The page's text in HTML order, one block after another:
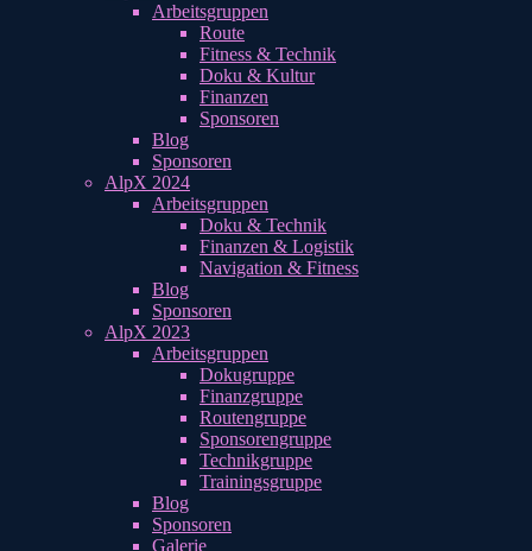
Arbeitsgruppen
Route
Fitness & Technik
Doku & Kultur
Finanzen
Sponsoren
Blog
Sponsoren
AlpX 2024
Arbeitsgruppen
Doku & Technik
Finanzen & Logistik
Navigation & Fitness
Blog
Sponsoren
AlpX 2023
Arbeitsgruppen
Dokugruppe
Finanzgruppe
Routengruppe
Sponsorengruppe
Technikgruppe
Trainingsgruppe
Blog
Sponsoren
Galerie